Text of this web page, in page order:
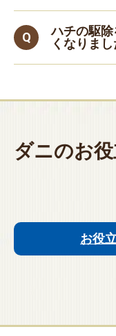
ハチの駆
くなりま
ダニのお
お役